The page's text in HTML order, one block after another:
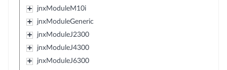
jnxModuleM10i
jnxModuleGeneric
jnxModuleJ2300
jnxModuleJ4300
jnxModuleJ6300